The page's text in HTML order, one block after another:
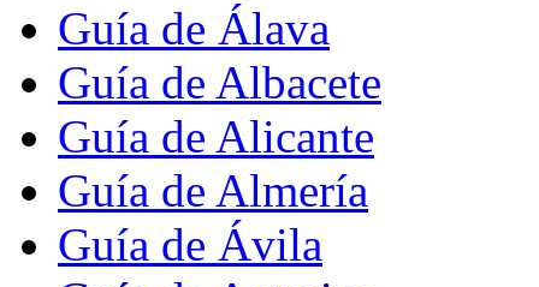
Guía de Álava
Guía de Albacete
Guía de Alicante
Guía de Almería
Guía de Ávila